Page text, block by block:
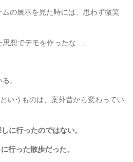
の展示を見た時には、思わず微笑
思想でデモを作ったな…」
。
いうものは、案外昔から変わってい
に行ったのではない。
行った散歩だった。